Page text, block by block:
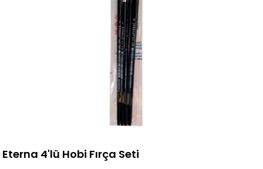
Eterna 4'lü Hobi Fırça Seti